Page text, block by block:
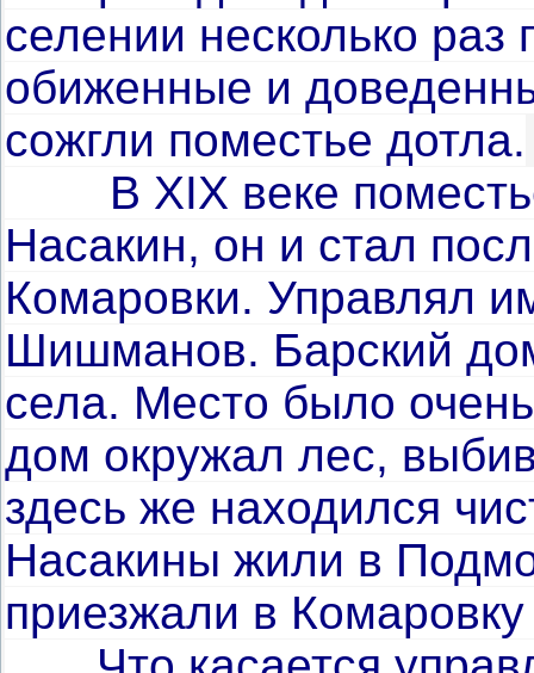
селении не­сколько
обиженные и
сожгли поместье дотла.
В XIX веке
Насакин, он и стал
Комаровки. Управлял
Шишманов. Барский
села. Место было
дом окружал лес,
здесь же находился
Насакины жили в
приезжали в